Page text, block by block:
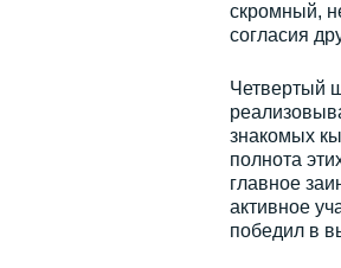
скромный,
согласия
Четвертый
знакомых
полнота
главное
активное
победил в